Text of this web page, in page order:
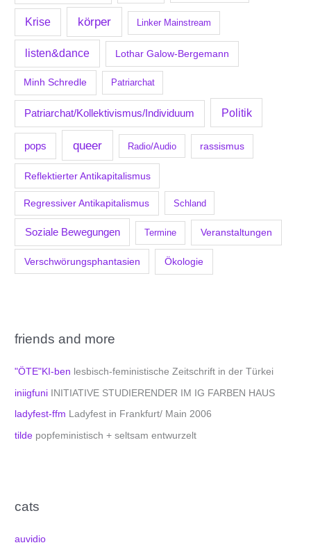
Krise körper Linker Mainstream
listen&dance Lothar Galow-Bergemann
Minh Schredle Patriarchat
Patriarchat/Kollektivismus/Individuum Politik
pops queer Radio/Audio rassismus
Reflektierter Antikapitalismus
Regressiver Antikapitalismus Schland
Soziale Bewegungen Termine Veranstaltungen
Verschwörungsphantasien Ökologie
friends and more
"ÖTE"KI-ben lesbisch-feministische Zeitschrift in der Türkei
iniigfuni INITIATIVE STUDIERENDER IM IG FARBEN HAUS
ladyfest-ffm Ladyfest in Frankfurt/ Main 2006
tilde popfeministisch + seltsam entwurzelt
cats
auvidio